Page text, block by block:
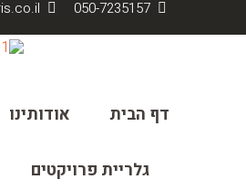
050-7235157
דף הבית אודותינו
גלריית פרויקטים